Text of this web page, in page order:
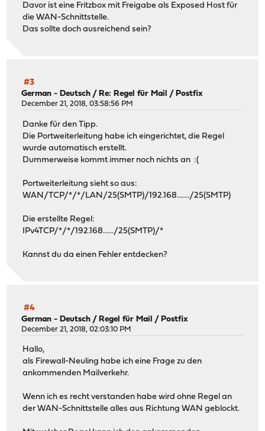
Davor ist eine Fritzbox mit Freigabe als Exposed Host für
die WAN-Schnittstelle.
Das sollte doch ausreichend sein?
#3
German - Deutsch /Re: Regel für Mail / Postfix
December 21, 2018, 03:58:56 PM
Danke für den Tipp.
Die Portweiterleitung habe ich eingerichtet, die Regel
wurde automatisch erstellt.
Dummerweise kommt immer noch nichts an :(
Portweiterleitung sieht so aus:
WAN/TCP/*/*/LAN/25(SMTP)/192.168......./25(SMTP)
Die erstellte Regel:
IPv4TCP/*/*/192.168....../25(SMTP)/*
Kannst du da einen Fehler entdecken?
#4
German - Deutsch /Regel für Mail / Postfix
December 21, 2018, 02:03:10 PM
Hallo,
als Firewall-Neuling habe ich eine Frage zu den
ankommenden Mailverkehr.
Wenn ich es recht verstanden habe wird ohne Regel an
der WAN-Schnittstelle alles aus Richtung WAN geblockt.